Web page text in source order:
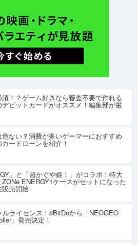
！？ゲーム好きなら審査不要で作れる
ビットカードがオススメ！編集部が厳
ない？消費が多いゲーマーにおすすめ
ードローンを紹介！
」と「超かぐや姫！」がコラボ！特大
ENERGY1ケースがセットになった
売開始
ライセンス！8BitDoから「NEOGEO
」発売決定！